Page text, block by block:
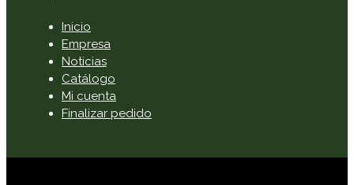
Inicio
Empresa
Noticias
Catálogo
Mi cuenta
Finalizar pedido